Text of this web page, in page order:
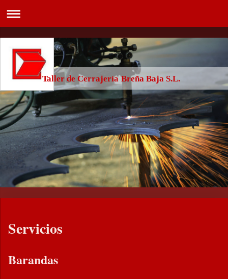
Taller de Cerrajería Breña Baja S.L.
Servicios
Barandas